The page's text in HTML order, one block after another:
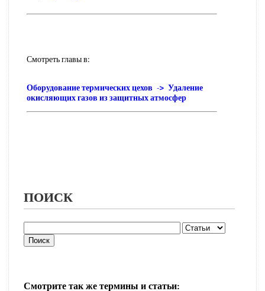
Смотреть главы в:
Оборудование термических цехов -> Удаление
окисляющих газов из защитных атмосфер
ПОИСК
Смотрите так же термины и статьи: